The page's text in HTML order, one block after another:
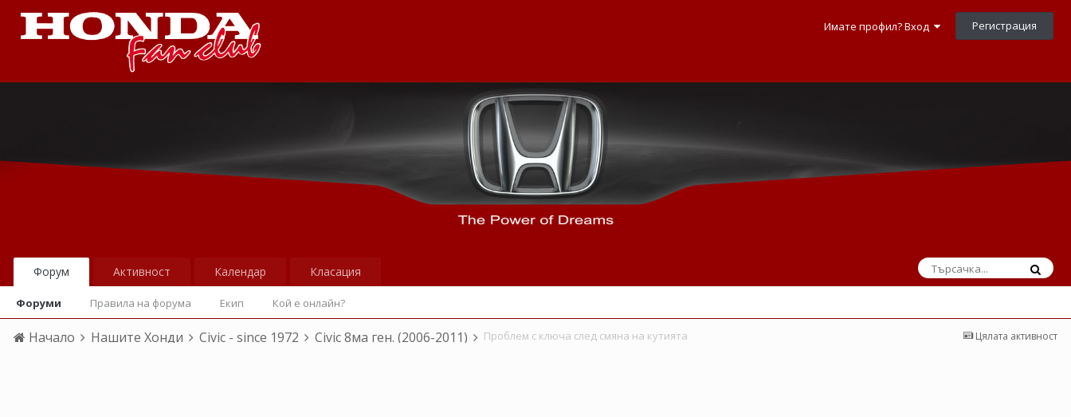
Имате профил? Вход Регистрация
Форум
Форуми Правила на форума Екип Кой е онлайн?
Активност Календар Класация
Цялата активност
Начало Нашите Хонди Civic - since 1972 Civic 8ма ген. (2006-2011) Проблем с ключа след смяна на кутията